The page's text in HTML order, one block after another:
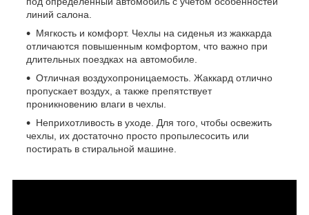
линий салона.
Мягкость и комфорт. Чехлы на сиденья из жаккарда
отличаются повышенным комфортом, что важно при
длительных поездках на автомобиле.
Отличная воздухопроницаемость. Жаккард отлично
пропускает воздух, а также препятствует
проникновению влаги в чехлы.
Неприхотливость в уходе. Для того, чтобы освежить
чехлы, их достаточно просто пропылесосить или
постирать в стиральной машине.